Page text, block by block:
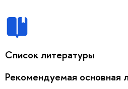
Список литературы
Рекомендуемая основная